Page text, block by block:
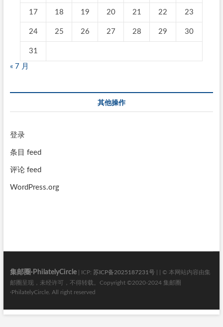
17 18 19 20 21 22 23
24 25 26 27 28 29 30
31
« 7 月
其他操作
登录
条目 feed
评论 feed
WordPress.org
集邮圈·PhilatelyCircle| ICP: 苏ICP备2025187231号| | © 本网站内容由集
邮圈呈现，未经许可，不得转载。Copyright ©2020-2024 集邮圈
·PhilatelyCircle. All right reserved